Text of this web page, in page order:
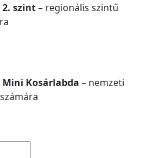
2. szint– regionális szintű
Mini Kosárlabda – nemzeti